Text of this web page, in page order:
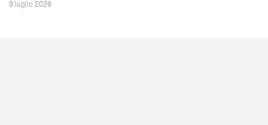
8 luglio 2026